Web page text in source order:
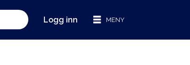
Logg inn